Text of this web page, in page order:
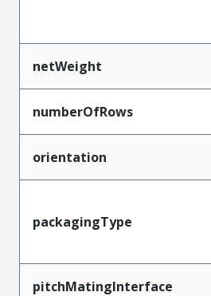
netWeight
numberOfRows
orientation
packagingType
pitchMatingInterface